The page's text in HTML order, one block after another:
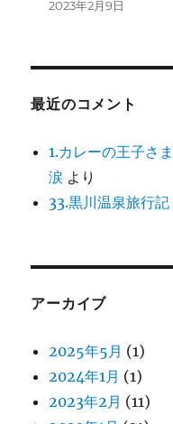
2023年2月9日
最近のコメント
1.カレーの王子さま
涙 より
33.黒川温泉旅行記
アーカイブ
2025年5月 (1)
2024年1月 (1)
2023年2月 (11)